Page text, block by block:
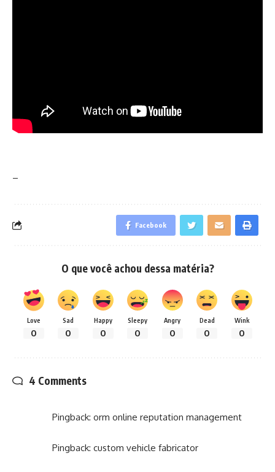
–
Facebook
O que você achou dessa matéria?
Love
0
Sad
0
Happy
0
Sleepy
0
Angry
0
Dead
0
Wink
0
4 Comments
Pingback: orm online reputation management
Pingback: custom vehicle fabricator